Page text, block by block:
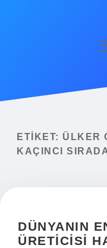
Yasal Uyarı
ETIKET: ÜLKER
KAÇINCI
DÜNYANIN
ÜRETICISI